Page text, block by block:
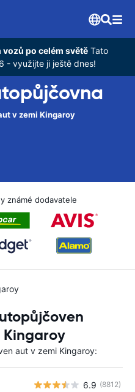
vozů po celém světě Tato
- využijte ji ještě dnes!
v zemi Kingaroy
známé dodavatele
Kingaroy
aut v zemi Kingaroy:
6.9 (8812)